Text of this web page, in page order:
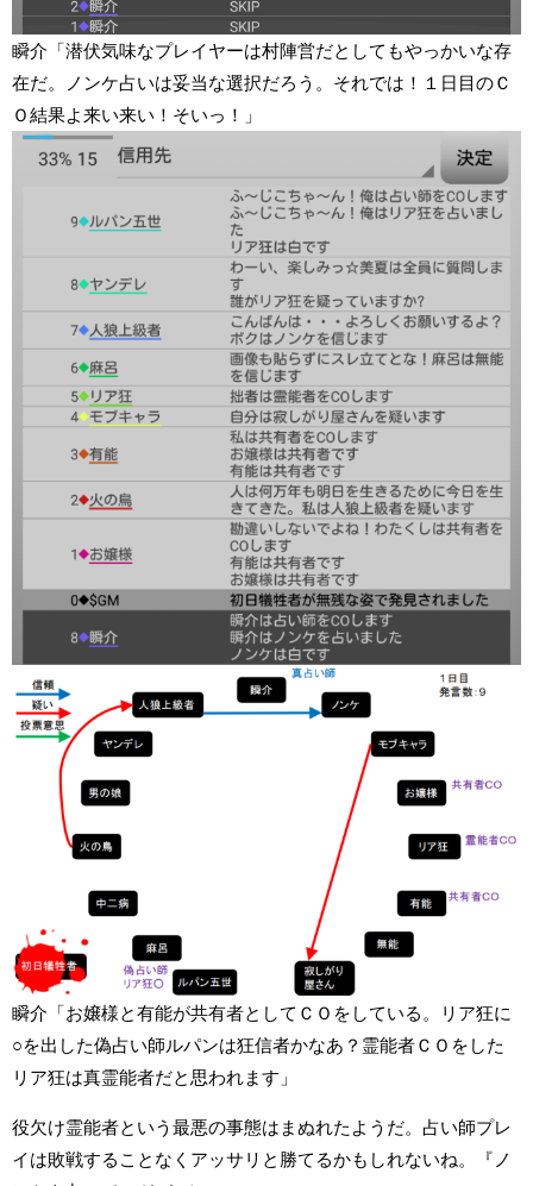
瞬介「潜伏気味なプレイヤーは村陣営だとしてもやっかいな存
在だ。ノンケ占いは妥当な選択だろう。それでは！１日目のＣ
Ｏ結果よ来い来い！そいっ！」
瞬介「お嬢様と有能が共有者としてＣＯをしている。リア狂に
○を出した偽占い師ルパンは狂信者かなあ？霊能者ＣＯをした
リア狂は真霊能者だと思われます」
役欠け霊能者という最悪の事態はまぬれたようだ。占い師プレ
イは敗戦することなくアッサリと勝てるかもしれないね。『ノ